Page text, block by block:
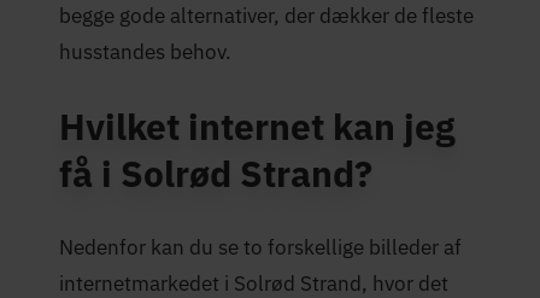
begge gode alternativer, der dækker de fleste
husstandes behov.
Hvilket internet kan jeg
få i Solrød Strand?
Nedenfor kan du se to forskellige billeder af
internetmarkedet i Solrød Strand, hvor det